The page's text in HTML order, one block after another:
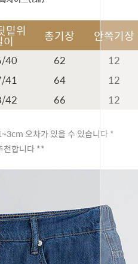
페이코 ID
밑위
이 총기장 안쪽기장
40 62 12
41 64 12
42 66 12
오차가 있을 수 있습니다 *
천합니다 **